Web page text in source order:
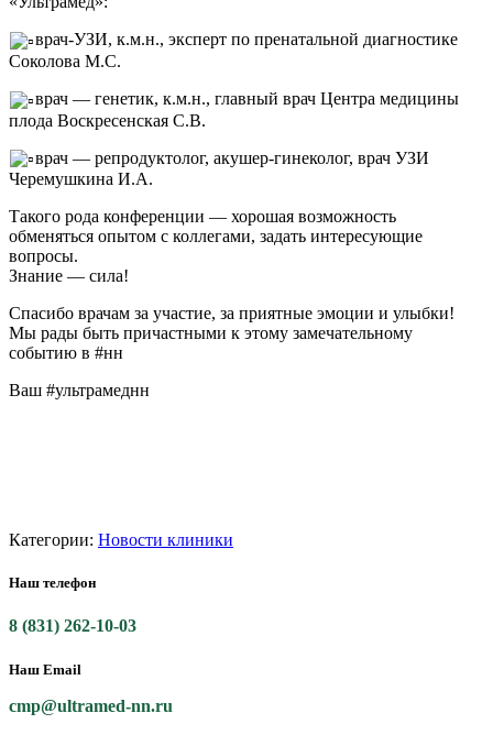
врач-УЗИ, к.м.н., эксперт по пренатальной диагностике
Соколова М.С.
врач — генетик, к.м.н., главный врач Центра медицины
плода Воскресенская С.В.
врач — репродуктолог, акушер-гинеколог, врач УЗИ
Черемушкина И.А.
Такого рода конференции — хорошая возможность
обменяться опытом с коллегами, задать интересующие
вопросы.
Знание — сила!
Спасибо врачам за участие, за приятные эмоции и улыбки!
Мы рады быть причастными к этому замечательному
событию в #нн
Ваш #ультрамеднн
Категории: Новости клиники
Наш телефон
8 (831) 262-10-03
Наш Email
cmp@ultramed-nn.ru